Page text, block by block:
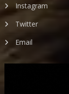
Instagram
Twitter
Email